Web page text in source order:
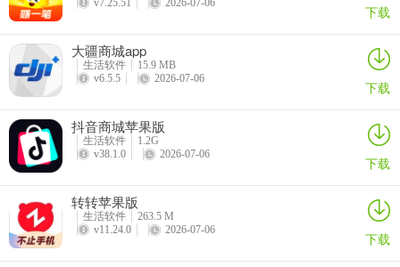
5、现在我们可以根据自己的喜欢的颜色，更改主题颜色。
v7.25.51
2026-07-06 下载
大疆商城app
生活软件
15.9 MB
v6.5.5
2026-07-06 下载
抖音商城苹果版
生活软件
1.2G
v38.1.0
2026-07-06 下载
转转苹果版
生活软件
263.5 M
v11.24.0
2026-07-06 下载